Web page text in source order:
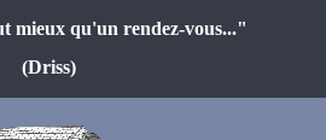
mieux qu'un rendez-vous..."
(Driss)